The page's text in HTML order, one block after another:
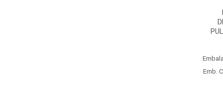
Emb.